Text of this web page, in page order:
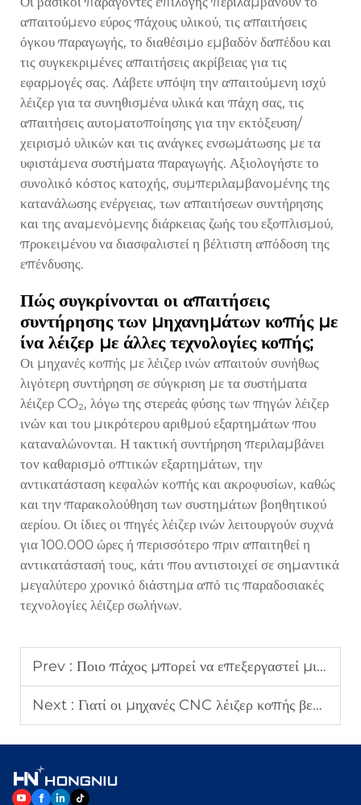
απαιτούμενο εύρος πάχους υλικού, τις απαιτήσεις
όγκου παραγωγής, το διαθέσιμο εμβαδόν δαπέδου και
τις συγκεκριμένες απαιτήσεις ακρίβειας για τις
εφαρμογές σας. Λάβετε υπόψη την απαιτούμενη ισχύ
λέιζερ για τα συνηθισμένα υλικά και πάχη σας, τις
απαιτήσεις αυτοματοποίησης για την εκτόξευση/
χειρισμό υλικών και τις ανάγκες ενσωμάτωσης με τα
υφιστάμενα συστήματα παραγωγής. Αξιολογήστε το
συνολικό κόστος κατοχής, συμπεριλαμβανομένης της
κατανάλωσης ενέργειας, των απαιτήσεων συντήρησης
και της αναμενόμενης διάρκειας ζωής του εξοπλισμού,
προκειμένου να διασφαλιστεί η βέλτιστη απόδοση της
επένδυσης.
Πώς συγκρίνονται οι απαιτήσεις
συντήρησης των μηχανημάτων κοπής με
ίνα λέιζερ με άλλες τεχνολογίες κοπής;
Οι μηχανές κοπής με λέιζερ ινών απαιτούν συνήθως
λιγότερη συντήρηση σε σύγκριση με τα συστήματα
λέιζερ CO₂, λόγω της στερεάς φύσης των πηγών λέιζερ
ινών και του μικρότερου αριθμού εξαρτημάτων που
καταναλώνονται. Η τακτική συντήρηση περιλαμβάνει
τον καθαρισμό οπτικών εξαρτημάτων, την
αντικατάσταση κεφαλών κοπής και ακροφυσίων, καθώς
και την παρακολούθηση των συστημάτων βοηθητικού
αερίου. Οι ίδιες οι πηγές λέιζερ ινών λειτουργούν συχνά
για 100.000 ώρες ή περισσότερο πριν απαιτηθεί η
αντικατάστασή τους, κάτι που αντιστοιχεί σε σημαντικά
μεγαλύτερο χρονικό διάστημα από τις παραδοσιακές
τεχνολογίες λέιζερ σωλήνων.
Prev : Ποιο πάχος μπορεί να επεξεργαστεί μια μηχανή λέιζερ κοπής μετάλλων;
Next : Γιατί οι μηχανές CNC λέιζερ κοπής βελτιώνουν τη συνέπεια της παραγωγής;